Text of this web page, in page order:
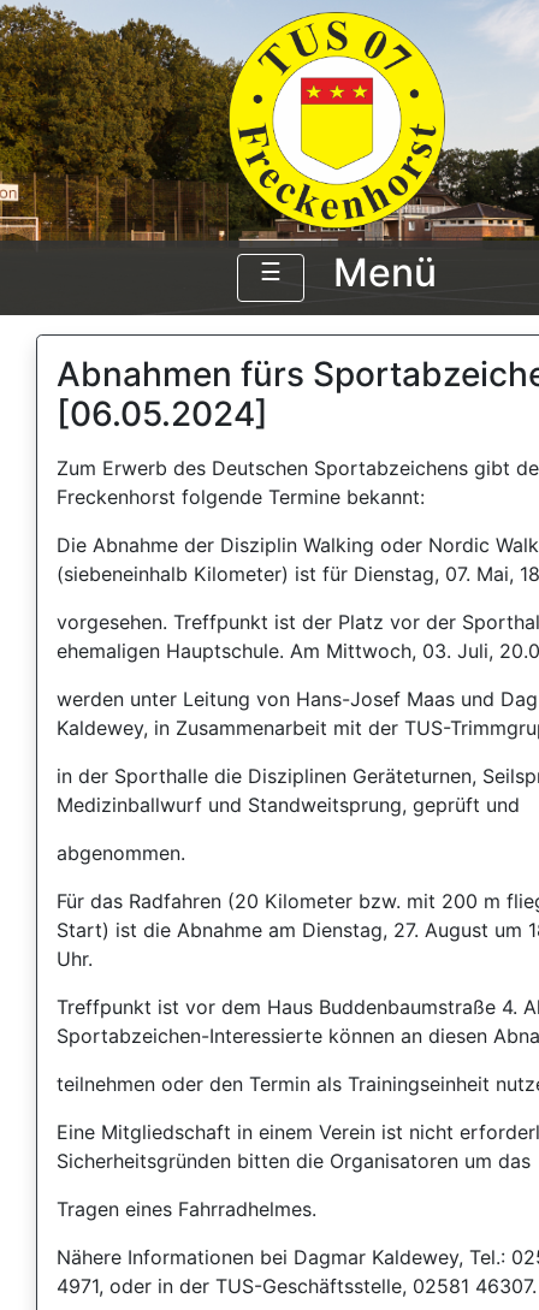
☰ Menü
Abnahmen fürs
[06.05.2024]
Zum Erwerb des Deutschen Sportabzeichens gibt
Freckenhorst folgende Termine bekannt:
Die Abnahme der Disziplin Walking oder Nordic
(siebeneinhalb Kilometer) ist für Dienstag, 07. Mai,
vorgesehen. Treffpunkt ist der Platz vor der
ehemaligen Hauptschule. Am Mittwoch, 03. Juli,
werden unter Leitung von Hans-Josef Maas und
Kaldewey, in Zusammenarbeit mit der TUS-
in der Sporthalle die Disziplinen Geräteturnen,
Medizinballwurf und Standweitsprung, geprüft und
abgenommen.
Für das Radfahren (20 Kilometer bzw. mit 200 m
Start) ist die Abnahme am Dienstag, 27. August um
Uhr.
Treffpunkt ist vor dem Haus Buddenbaumstraße 4.
Sportabzeichen-Interessierte können an diesen
teilnehmen oder den Termin als Trainingseinheit
Eine Mitgliedschaft in einem Verein ist nicht
Sicherheitsgründen bitten die Organisatoren um das
Tragen eines Fahrradhelmes.
Nähere Informationen bei Dagmar Kaldewey, Tel.:
4971, oder in der TUS-Geschäftsstelle, 02581 46307.